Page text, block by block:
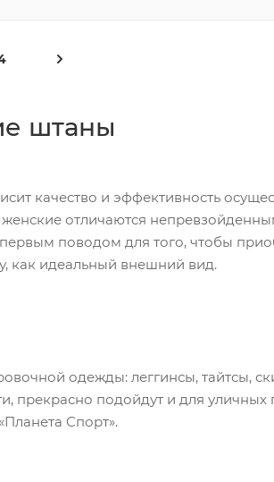
штаны
качество и эффективность
отличаются
поводом для того, чтобы
как идеальный внешний вид.
одежды: леггинсы, тайтсы,
прекрасно подойдут и для уличных
Спорт».